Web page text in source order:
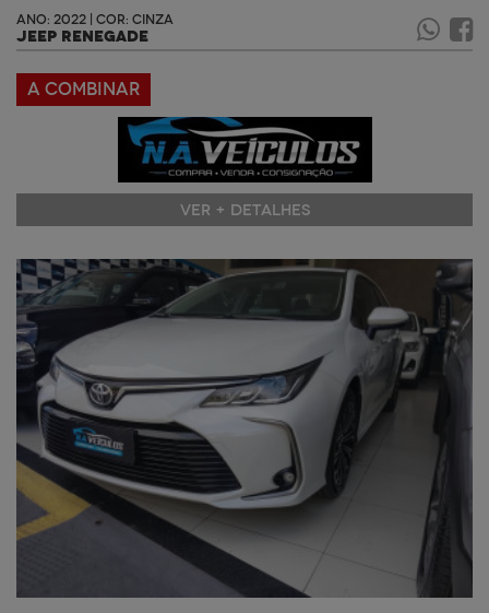
ANO: 2022 | COR: CINZA
JEEP RENEGADE
A COMBINAR
VER + DETALHES